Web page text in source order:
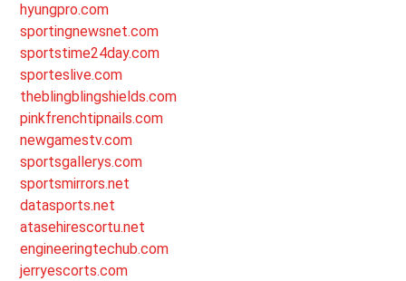
hyungpro.com
sportingnewsnet.com
sportstime24day.com
sporteslive.com
theblingblingshields.com
pinkfrenchtipnails.com
newgamestv.com
sportsgallerys.com
sportsmirrors.net
datasports.net
atasehirescortu.net
engineeringtechub.com
jerryescorts.com